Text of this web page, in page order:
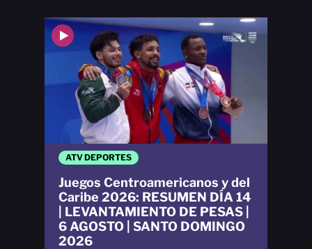
ATV DEPORTES
Juegos Centroamericanos y del
Caribe 2026: RESUMEN DÍA 14
| LEVANTAMIENTO DE PESAS |
6 AGOSTO | SANTO DOMINGO
2026